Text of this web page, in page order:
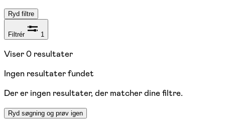
Ryd filtre
Filtrér 1
Viser0 resultater
Ingen resultater fundet
Der er ingen resultater, der matcher dine filtre.
Ryd søgning og prøv igen